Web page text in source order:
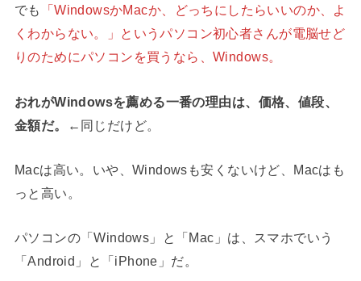
でも
「WindowsかMacか、どっちにしたらいいのか、よ
くわからない。」というパソコン初心者さんが電脳せど
りのためにパソコンを買うなら、Windows。
おれがWindowsを薦める一番の理由は、価格、値段、
金額だ。
←同じだけど。
Macは高い。いや、Windowsも安くないけど、Macはも
っと高い。
パソコンの「Windows」と「Mac」は、スマホでいう
「Android」と「iPhone」だ。